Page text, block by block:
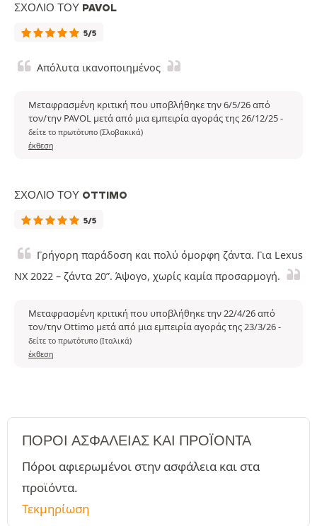
ΣΧΌΛΙΟ ΤΟΥ PAVOL
5/5
Απόλυτα ικανοποιημένος
Μεταφρασμένη κριτική που υποβλήθηκε την 6/5/26 από
τον/την PAVOL μετά από μια εμπειρία αγοράς της 26/12/25-
δείτε το πρωτότυπο (Σλοβακικά)
έκθεση
ΣΧΌΛΙΟ ΤΟΥ OTTIMO
5/5
Γρήγορη παράδοση και πολύ όμορφη ζάντα. Για Lexus
NX 2022 – ζάντα 20”. Άψογο, χωρίς καμία προσαρμογή.
Μεταφρασμένη κριτική που υποβλήθηκε την 22/4/26 από
τον/την Ottimo μετά από μια εμπειρία αγοράς της 23/3/26-
δείτε το πρωτότυπο (Ιταλικά)
έκθεση
ΠΌΡΟΙ ΑΣΦΑΛΕΊΑΣ ΚΑΙ ΠΡΟΪΌΝΤΑ
Πόροι αφιερωμένοι στην ασφάλεια και στα
προϊόντα.
Τεκμηρίωση